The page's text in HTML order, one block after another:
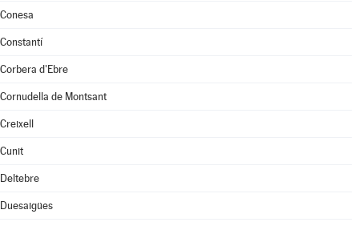
Conesa
Constantí
Corbera d'Ebre
Cornudella de Montsant
Creixell
Cunit
Deltebre
Duesaigües